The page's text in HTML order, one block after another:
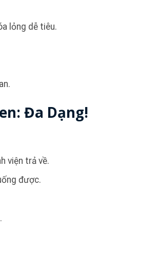
lỏng dễ tiêu.
Đa Dạng!
viện trả về.
được.